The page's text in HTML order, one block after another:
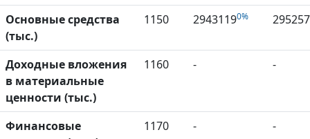
Основные средства
(тыс.)
1150 29431190%
Доходные вложения
в материальные
ценности (тыс.)
1160 - -
Финансовые
1170 - -